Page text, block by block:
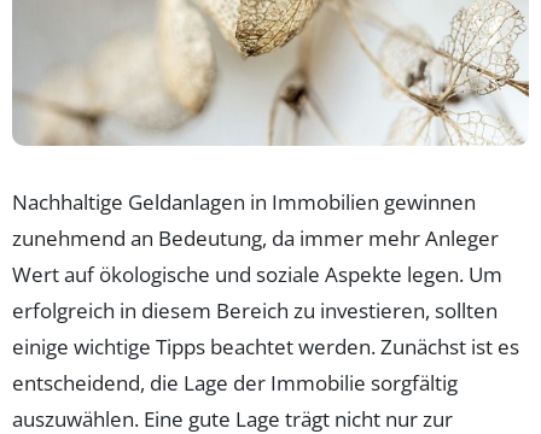
Nachhaltige Geldanlagen in Immobilien gewinnen
zunehmend an Bedeutung, da immer mehr Anleger
Wert auf ökologische und soziale Aspekte legen. Um
erfolgreich in diesem Bereich zu investieren, sollten
einige wichtige Tipps beachtet werden. Zunächst ist es
entscheidend, die Lage der Immobilie sorgfältig
auszuwählen. Eine gute Lage trägt nicht nur zur